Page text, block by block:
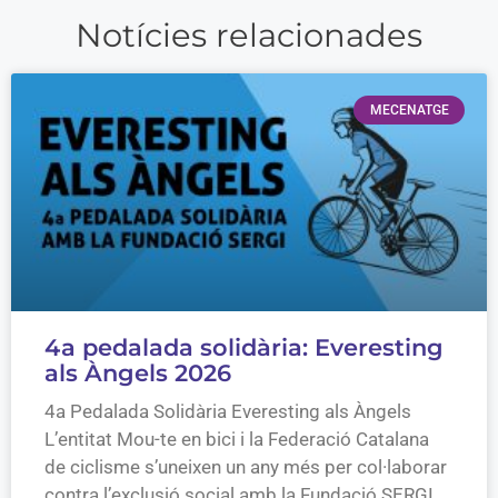
Notícies relacionades
MECENATGE
4a pedalada solidària: Everesting
als Àngels 2026
4a Pedalada Solidària Everesting als Àngels
L’entitat Mou-te en bici i la Federació Catalana
de ciclisme s’uneixen un any més per col·laborar